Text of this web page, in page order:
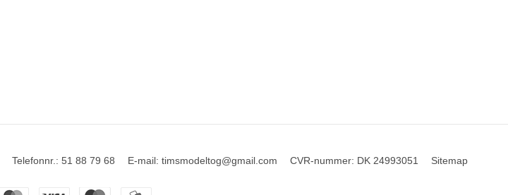
Telefonnr.: 51 88 79 68 E-mail: timsmodeltog@gmail.com CVR-nummer: DK 24993051 Sitemap